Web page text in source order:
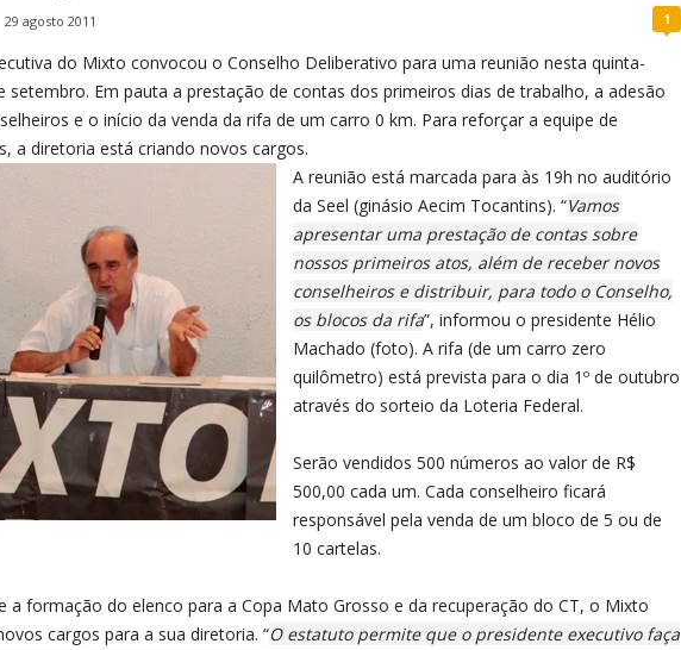
29 agosto 2011 1
do Mixto convocou o Conselho Deliberativo para uma reunião nesta quinta-
setembro. Em pauta a prestação de contas dos primeiros dias de trabalho, a adesão
e o início da venda da rifa de um carro 0 km. Para reforçar a equipe de
a diretoria está criando novos cargos.
A reunião está marcada para às 19h no auditório
da Seel (ginásio Aecim Tocantins). “Vamos
apresentar uma prestação de contas sobre
nossos primeiros atos, além de receber novos
conselheiros e distribuir, para todo o Conselho,
os blocos da rifa”, informou o presidente Hélio
Machado (foto). A rifa (de um carro zero
quilômetro) está prevista para o dia 1º de outubro
através do sorteio da Loteria Federal.
Serão vendidos 500 números ao valor de R$
500,00 cada um. Cada conselheiro ficará
responsável pela venda de um bloco de 5 ou de
10 cartelas.
a formação do elenco para a Copa Mato Grosso e da recuperação do CT, o Mixto
cargos para a sua diretoria. “O estatuto permite que o presidente executivo faça